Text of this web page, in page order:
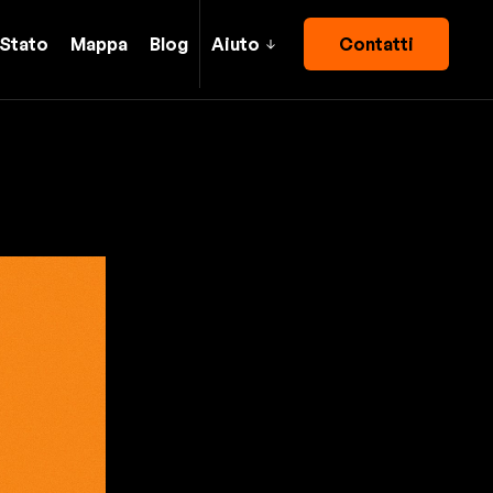
Stato Mappa Blog Aiuto Contatti